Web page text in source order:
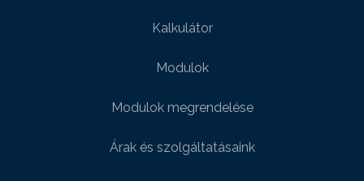
Kalkulátor
Modulok
Modulok megrendelése
Árak és szolgáltatásaink